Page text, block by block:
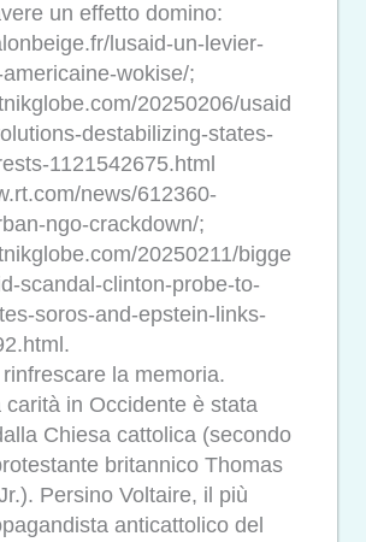
un effetto domino:
lusaid-un-levier-
wokise/;
20250206/usaid
destabilizing-states-
1121542675.html
news/612360-
ngo-crackdown/;
20250211/bigge
scandal-clinton-probe-to-
soros-and-epstein-links-
la memoria.
carità in Occidente è stata
Chiesa cattolica (secondo
britannico Thomas
Persino Voltaire, il più
anticattolico del